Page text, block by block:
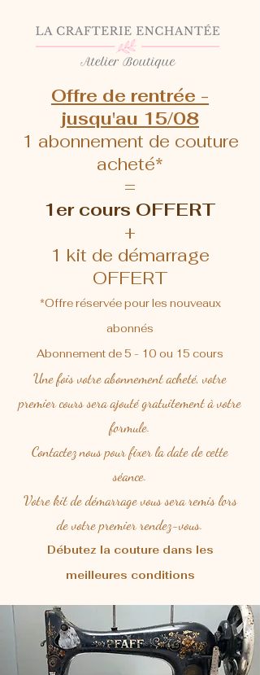
Offre de rentrée -
jusqu'au 15/08
1 abonnement de couture
acheté*
=
1er cours OFFERT
+
1 kit de démarrage
OFFERT
*Offre réservée pour les nouveaux
abonnés
Abonnement de 5 - 10 ou 15 cours
Une fois votre abonnement acheté, votre
premier cours sera ajouté gratuitement à votre
formule.
Contactez nous pour fixer la date de cette
séance.
Votre kit de démarrage vous sera remis lors
de votre premier rendez-vous.
Débutez la couture dans les
meilleures conditions